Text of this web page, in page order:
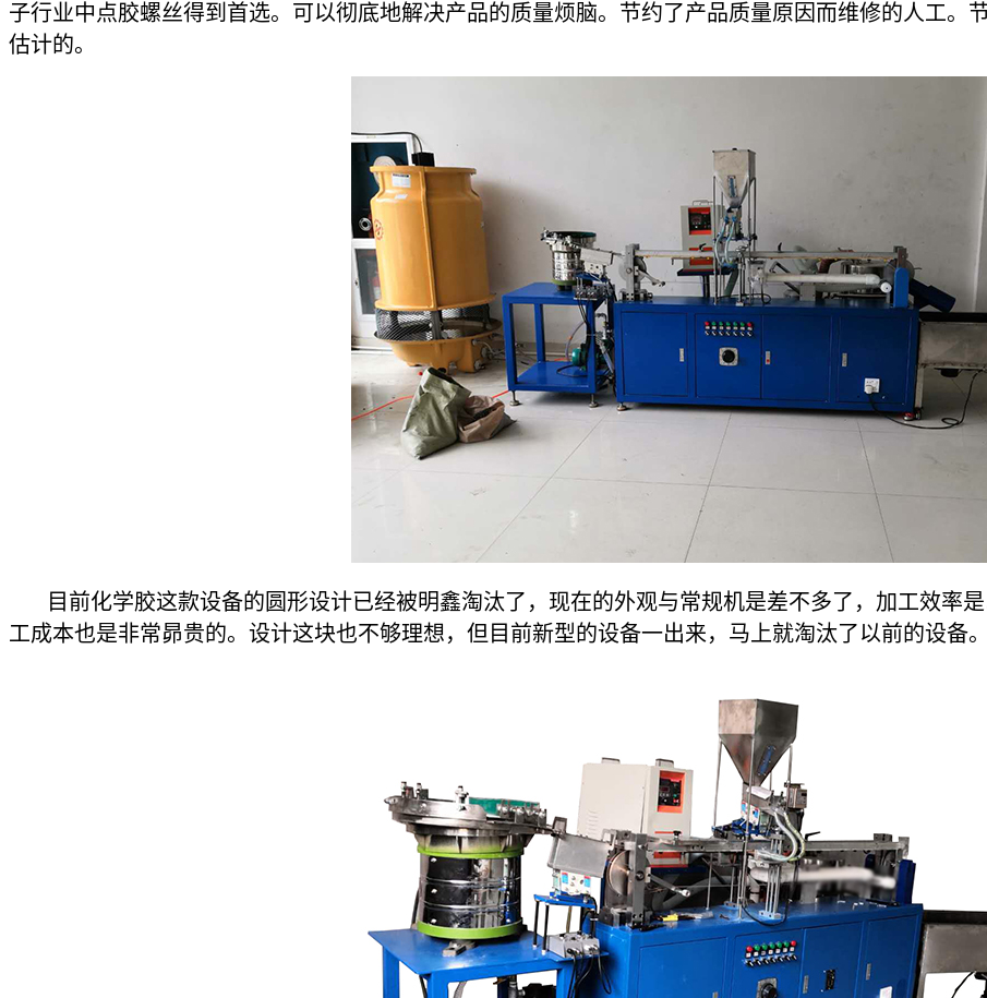
子行业中点胶螺丝得到首选。可以彻底地解决产品的质量烦脑。节约了产品质量原因而维修的人工。
估计的。
目前化学胶这款设备的圆形设计已经被明鑫淘汰了，现在的外观与常规机是差不多了，加工效率
工成本也是非常昴贵的。设计这块也不够理想，但目前新型的设备一出来，马上就淘汰了以前的设备。